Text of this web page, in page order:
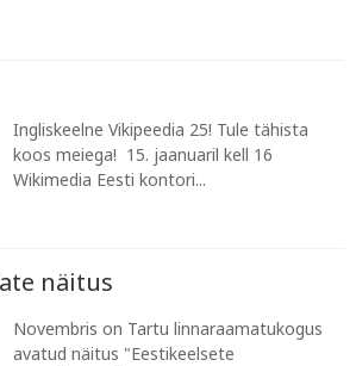
Ingliskeelne Vikipeedia 25! Tule tähista
koos meiega! 15. jaanuaril kell 16
Wikimedia Eesti kontori...
näitus
Novembris on Tartu linnaraamatukogus
avatud näitus "Eestikeelsete